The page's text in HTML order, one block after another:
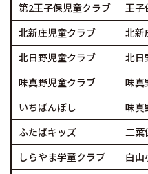
第2王子保児童クラブ
王子
北新庄児童クラブ
北新
北日野児童クラブ
北日
味真野児童クラブ
味真
いちばんぼし
味真
ふたばキッズ
二葉
しらやま学童クラブ
白山